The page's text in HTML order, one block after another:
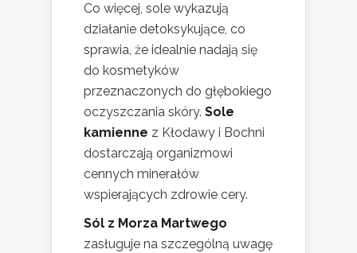
Co więcej, sole wykazują
działanie detoksykujące, co
sprawia, że idealnie nadają się
do kosmetyków
przeznaczonych do głębokiego
oczyszczania skóry. Sole
kamienne z Kłodawy i Bochni
dostarczają organizmowi
cennych minerałów
wspierających zdrowie cery.
Sól z Morza Martwego
zasługuje na szczególną uwagę